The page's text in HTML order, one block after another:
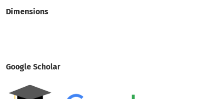
Dimensions
Google Scholar